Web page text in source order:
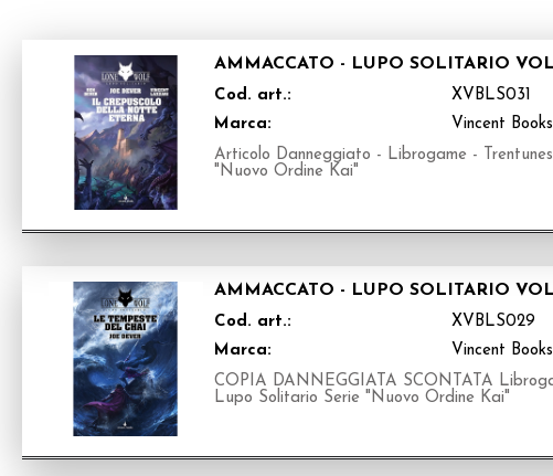
AMMACCATO - LUPO SOLITARIO
Cod. art.:
XVBLS031
Marca:
Vincent Books
Articolo Danneggiato - Librogame -
"Nuovo Ordine Kai"
AMMACCATO - LUPO SOLITARIO
Cod. art.:
XVBLS029
Marca:
Vincent Books
COPIA DANNEGGIATA SCONTATA
Lupo Solitario Serie "Nuovo Ordine Kai"